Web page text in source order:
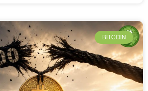
BITCOIN